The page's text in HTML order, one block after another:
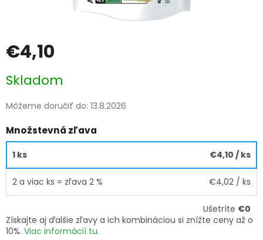
€4,10
cena:
Skladom
Môžeme doručiť do: 13.8.2026
Množstevná zľava
1 ks €4,10 / ks
2 a viac ks = zľava 2 % €4,02 / ks
Ušetríte €0
Získajte aj ďalšie zľavy a ich kombináciou si znížte ceny až o
10%. Viac informácií tu.